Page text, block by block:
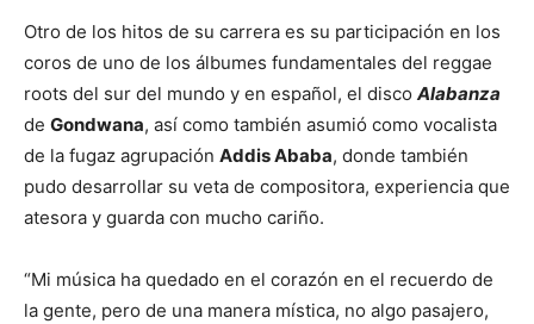
Otro de los hitos de su carrera es su participación en los
coros de uno de los álbumes fundamentales del reggae
roots del sur del mundo y en español, el disco Alabanza
de Gondwana, así como también asumió como vocalista
de la fugaz agrupación Addis Ababa, donde también
pudo desarrollar su veta de compositora, experiencia que
atesora y guarda con mucho cariño.
“Mi música ha quedado en el corazón en el recuerdo de
la gente, pero de una manera mística, no algo pasajero,